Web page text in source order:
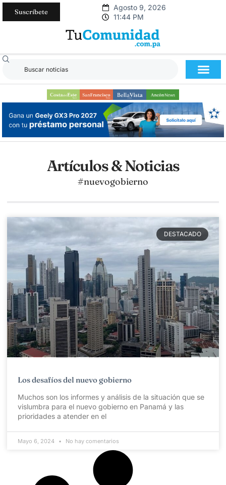
Suscríbete
Agosto 9, 2026
11:44 PM
Artículos & Noticias
#nuevogobierno
DESTACADO
Los desafíos del nuevo gobierno
Muchos son los informes y análisis de la situación que se
vislumbra para el nuevo gobierno en Panamá y las
prioridades a atender en el
Mayo 6, 2024 No hay comentarios